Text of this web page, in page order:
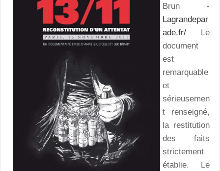
Brun -
Lagrandepar
ade.fr/ Le
document
est
remarquable
et
sérieusemen
t renseigné,
la restitution
des faits
strictement
établie. Le